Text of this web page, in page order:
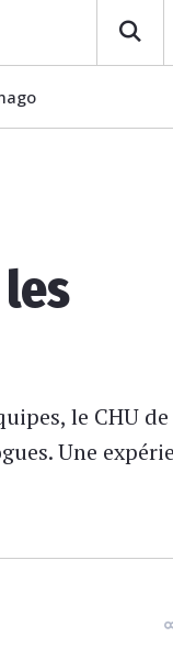
le CHU de
Une